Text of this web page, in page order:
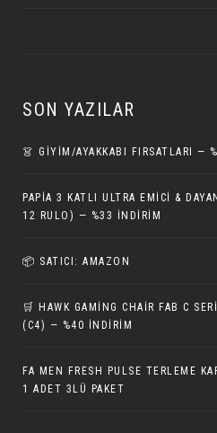
SON YAZILAR
👗 GİYİM/AYAKKABI FIRSATLARI —
PAPIA 3 KATLI ULTRA EMICI &
12 RULO) — %33 İNDIRIM
📦 SATICI: AMAZON
🛒 HAWK GAMING CHAIR FAB C
(C4) — %40 İNDIRIM
FA MEN FRESH PULSE TERLEME
1 ADET 3LÜ PAKET